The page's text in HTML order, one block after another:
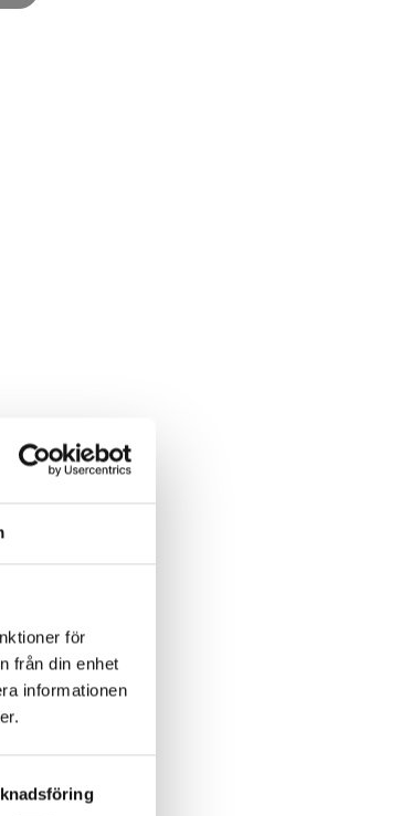
för
från din enhet
informationen